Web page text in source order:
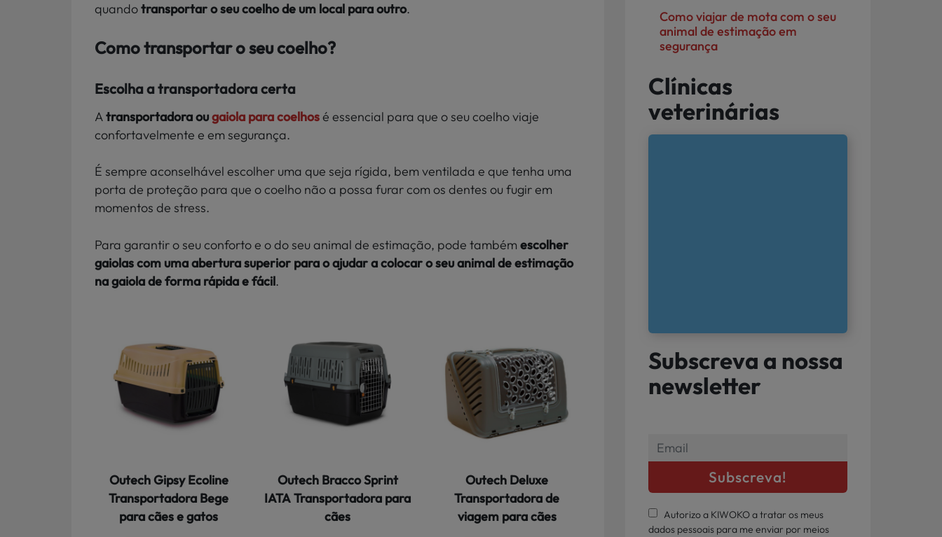
quandotransportar o seu coelho de um local para outro.
Como transportar o seu coelho?
Escolha a transportadora certa
Atransportadora ougaiola paracoelhosé essencial para que o seu coelho viaje
confortavelmente e em segurança.
É sempre aconselhável escolher uma que seja rígida, bem ventilada e que tenha uma
porta de proteção para que o coelho não a possa furar com os dentes ou fugir em
momentos de stress.
Para garantir o seu conforto e o do seu animal de estimação, pode também escolher
gaiolas com uma abertura superior para o ajudar a colocar o seu animal de estimação
na gaiola de forma rápida e fácil.
Outech Bracco Sprint
IATA Transportadora para
cães
Outech Gipsy Ecoline
Transportadora Bege
para cães e gatos
Outech Deluxe
Transportadora de
viagem para cães
Como viajar de mota com o seu
animal de estimação em
segurança
Clínicas
veterinárias
Subscreva a nossa
newsletter
Autorizo a KIWOKO a tratar os meus
dados pessoais para me enviar por meios